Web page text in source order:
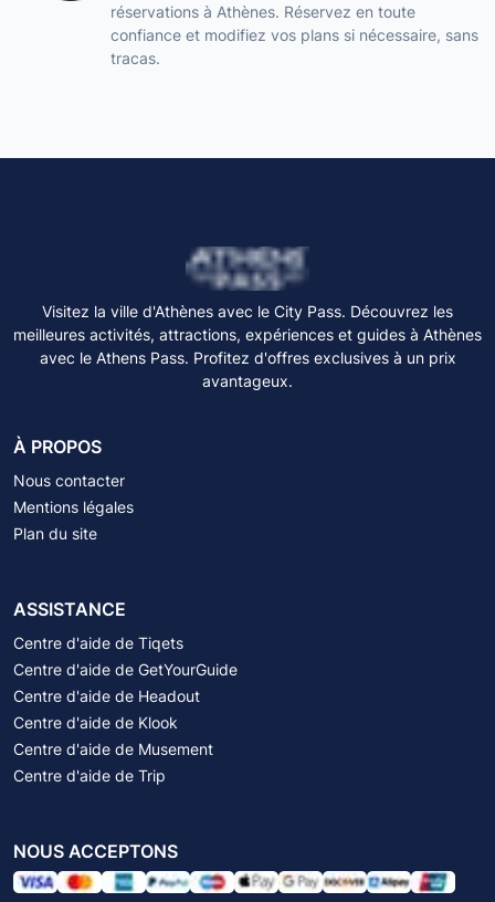
réservations à Athènes. Réservez en toute
confiance et modifiez vos plans si nécessaire, sans
tracas.
Visitez la ville d'Athènes avec le City Pass. Découvrez les
meilleures activités, attractions, expériences et guides à Athènes
avec le Athens Pass. Profitez d'offres exclusives à un prix
avantageux.
À PROPOS
Nous contacter
Mentions légales
Plan du site
ASSISTANCE
Centre d'aide de Tiqets
Centre d'aide de GetYourGuide
Centre d'aide de Headout
Centre d'aide de Klook
Centre d'aide de Musement
Centre d'aide de Trip
NOUS ACCEPTONS